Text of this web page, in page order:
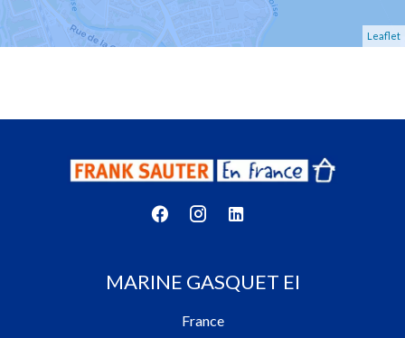
Leaflet
MARINE GASQUET EI
France